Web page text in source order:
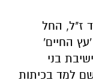
ז"ל, החל
החיים'
בני
למד בכיתות